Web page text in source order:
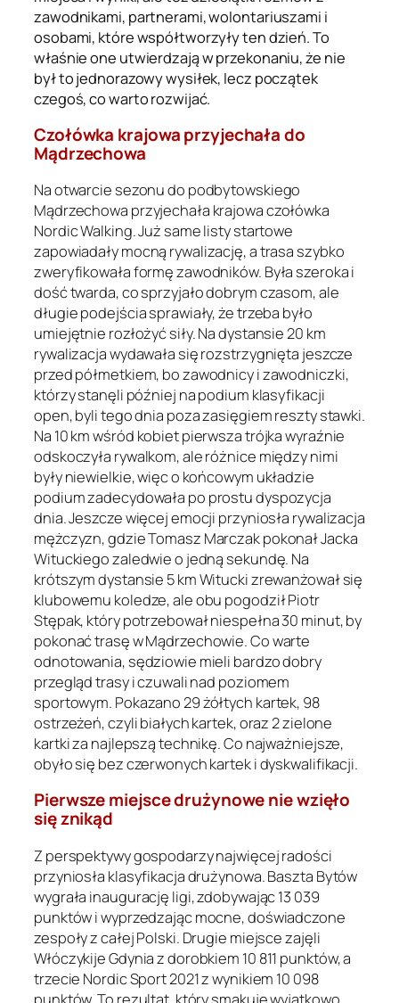
zawodnikami, partnerami, wolontariuszami i
osobami, które współtworzyły ten dzień. To
właśnie one utwierdzają w przekonaniu, że nie
był to jednorazowy wysiłek, lecz początek
czegoś, co warto rozwijać.
Czołówka krajowa przyjechała do
Mądrzechowa
Na otwarcie sezonu do podbytowskiego
Mądrzechowa przyjechała krajowa czołówka
Nordic Walking. Już same listy startowe
zapowiadały mocną rywalizację, a trasa szybko
zweryfikowała formę zawodników. Była szeroka i
dość twarda, co sprzyjało dobrym czasom, ale
długie podejścia sprawiały, że trzeba było
umiejętnie rozłożyć siły. Na dystansie 20 km
rywalizacja wydawała się rozstrzygnięta jeszcze
przed półmetkiem, bo zawodnicy i zawodniczki,
którzy stanęli później na podium klasyfikacji
open, byli tego dnia poza zasięgiem reszty stawki.
Na 10 km wśród kobiet pierwsza trójka wyraźnie
odskoczyła rywalkom, ale różnice między nimi
były niewielkie, więc o końcowym układzie
podium zadecydowała po prostu dyspozycja
dnia. Jeszcze więcej emocji przyniosła rywalizacja
mężczyzn, gdzie Tomasz Marczak pokonał Jacka
Wituckiego zaledwie o jedną sekundę. Na
krótszym dystansie 5 km Witucki zrewanżował się
klubowemu koledze, ale obu pogodził Piotr
Stępak, który potrzebował niespełna 30 minut, by
pokonać trasę w Mądrzechowie. Co warte
odnotowania, sędziowie mieli bardzo dobry
przegląd trasy i czuwali nad poziomem
sportowym. Pokazano 29 żółtych kartek, 98
ostrzeżeń, czyli białych kartek, oraz 2 zielone
kartki za najlepszą technikę. Co najważniejsze,
obyło się bez czerwonych kartek i dyskwalifikacji.
Pierwsze miejsce drużynowe nie wzięło
się znikąd
Z perspektywy gospodarzy najwięcej radości
przyniosła klasyfikacja drużynowa. Baszta Bytów
wygrała inaugurację ligi, zdobywając 13 039
punktów i wyprzedzając mocne, doświadczone
zespoły z całej Polski. Drugie miejsce zajęli
Włóczykije Gdynia z dorobkiem 10 811 punktów, a
trzecie Nordic Sport 2021 z wynikiem 10 098